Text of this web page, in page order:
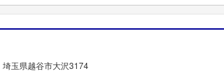
埼玉県越谷市大沢3174